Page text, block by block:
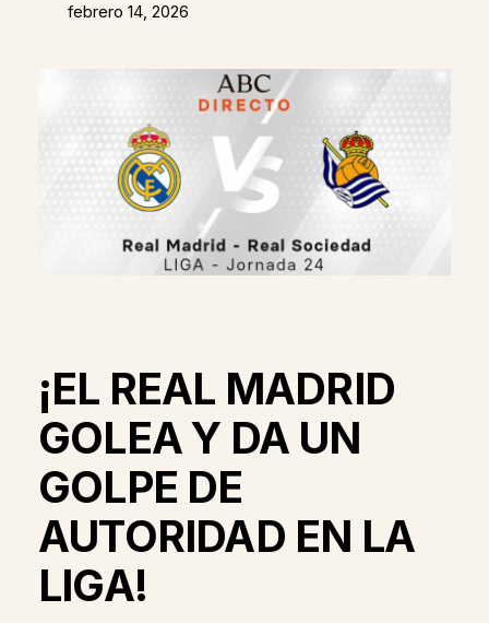
febrero 14, 2026
¡EL REAL MADRID
GOLEA Y DA UN
GOLPE DE
AUTORIDAD EN LA
LIGA!